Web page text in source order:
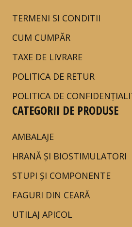
TERMENI SI CONDITII
CUM CUMPĂR
TAXE DE LIVRARE
POLITICA DE RETUR
POLITICA DE
CATEGORII DE PRODUSE
AMBALAJE
HRANĂ ȘI BIOSTIMULATORI
STUPI ȘI COMPONENTE
FAGURI DIN CEARĂ
UTILAJ APICOL